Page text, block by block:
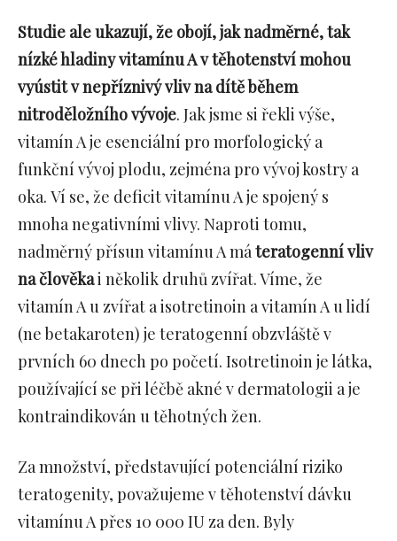
Studie ale ukazují, že obojí,jak nadměrné, tak
nízké hladiny vitamínu A v těhotenství mohou
vyústit v nepříznivý vliv na dítě během
nitroděložního vývoje. Jak jsme si řekli výše,
vitamín A je esenciální pro morfologický a
funkční vývoj plodu, zejména pro vývoj kostry a
oka. Ví se, že deficit vitamínu A je spojený s
mnoha negativními vlivy. Naproti tomu,
nadměrný přísun vitamínu A má teratogenní vliv
na člověkai několik druhů zvířat. Víme, že
vitamín A u zvířat a isotretinoin a vitamín A u lidí
(ne betakaroten) je teratogenní obzvláště v
prvních 60 dnech po početí. Isotretinoin je látka,
používající se při léčbě akné v dermatologii a je
kontraindikován u těhotných žen.
Za množství, představující potenciální riziko
teratogenity, považujeme v těhotenství dávku
vitamínu A přes 10 000 IU za den. Byly